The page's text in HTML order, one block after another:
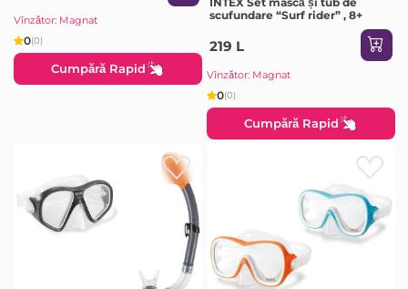
Vînzător: Magnat
0(0)
Cumpără Rapid
scufundare “Surf rider” , 8+
219 L
Vînzător: Magnat
0(0)
Cumpără Rapid